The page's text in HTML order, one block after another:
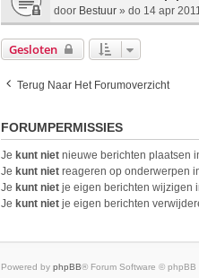
door Bestuur » do 14 apr
Gesloten
Terug Naar Het Forumoverzicht
FORUMPERMISSIES
Je kunt niet nieuwe berichten plaatsen
Je kunt niet reageren op onderwerpen
Je kunt niet je eigen berichten wijzigen
Je kunt niet je eigen berichten
Powered by phpBB® Forum Software © phpBB